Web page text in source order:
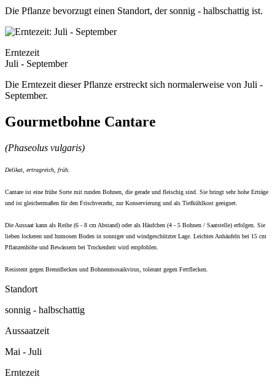
Die Pflanze bevorzugt einen Standort, der sonnig - halbschattig ist.
Erntezeit
Juli - September
Die Erntezeit dieser Pflanze erstreckt sich normalerweise von Juli -
September.
Gourmetbohne Cantare
(Phaseolus vulgaris)
Delikat, ertragreich, früh.
Cantare ist eine frühe Sorte mit runden Bohnen, die gerade und fleischig sind. Sie bringt sehr hohe Erträge
und ist gleichermaßen für den Frischverzehr, zur Konservierung und als Tiefkühlkost geeignet.
Die Aussaat kann als Reihe (6 - 8 cm Abstand) oder als Häufchen (4 - 5 Bohnen / Saatstelle) erfolgen. Sie
lieben lockeren und humosen Boden in sonniger und windgeschützter Lage. Leichtes Anhäufeln bei 15 cm
Pflanzenhöhe und Bewässern bei Trockenheit wird empfohlen.
Resistent gegen Brennflecken und Bohnenmosaikvirus, tolerant gegen Fettflecken.
Standort
sonnig - halbschattig
Aussaatzeit
Mai - Juli
Erntezeit